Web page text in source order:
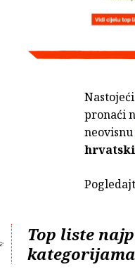
pronaći
neovisnu
Top liste
kategorijama